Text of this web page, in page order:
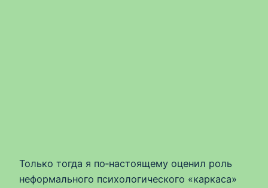
Только тогда я по‑настоящему оценил роль
неформального психологического «каркаса»